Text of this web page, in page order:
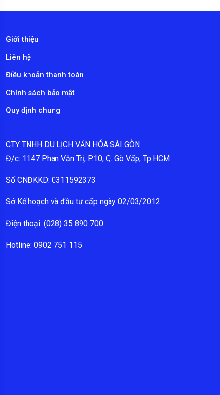
Giới thiệu
Liên hệ
Điều khoản thanh toán
Chính sách bảo mật
Quy định chung
CTY TNHH DU LỊCH VĂN HÓA SÀI GÒN
Đ/c: 1147 Phan Văn Trị, P.10, Q. Gò Vấp, Tp.HCM
Số CNĐKKD: 0311592373
Sở Kế hoạch và đầu tư cấp ngày 02/03/2012.
Điện thoại: (028) 35 890 700
Hotline: 0902 751 115